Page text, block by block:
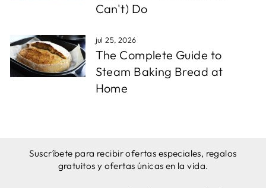
Can't) Do
jul 25, 2026
The Complete Guide to
Steam Baking Bread at
Home
Suscríbete para recibir ofertas especiales, regalos
gratuitos y ofertas únicas en la vida.